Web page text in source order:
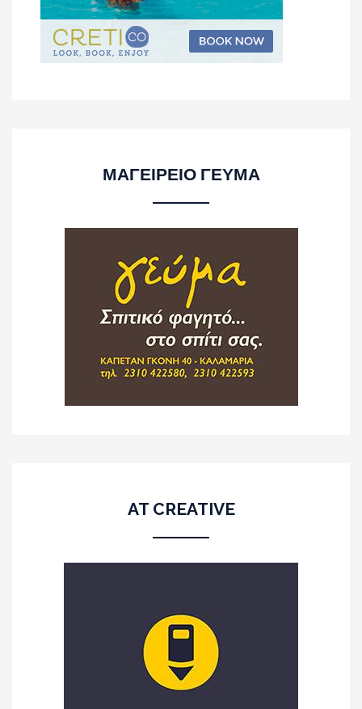
ΜΑΓΕΙΡΕΙΟ ΓΕΥΜΑ
AT CREATIVE